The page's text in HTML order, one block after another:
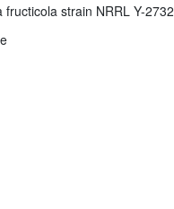
fructicola strain NRRL Y-